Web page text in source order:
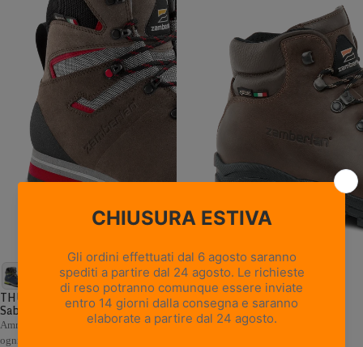
THUNDER GTX - Marrone /
Sabbia
Ammortizzazione e stabilità adattive a
ogni passo
18 recensioni
NEW TRAIL LITE GTX -
Marrone Nocciola
Pelle pieno fiore con trattamento
Hydrobloc®